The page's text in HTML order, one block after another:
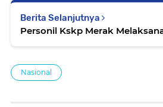
Berita Selanjutnya
Personil Kskp Merak
Nasional